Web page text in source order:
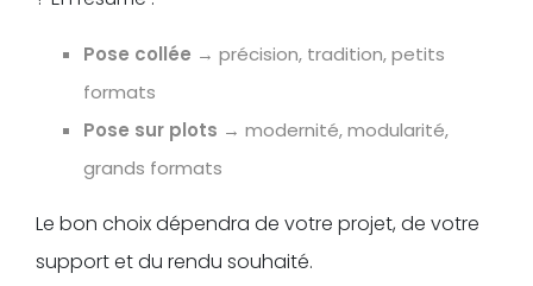
Pose collée → précision, tradition, petits
formats
Pose sur plots → modernité, modularité,
grands formats
Le bon choix dépendra de votre projet, de votre
support et du rendu souhaité.